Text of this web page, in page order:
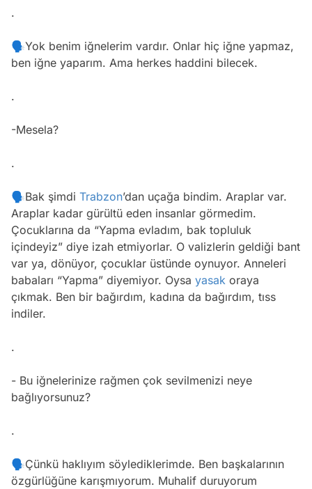
.
🗣Yok benim iğnelerim vardır. Onlar hiç iğne yapmaz,
ben iğne yaparım. Ama herkes haddini bilecek.
.
-Mesela?
.
🗣Bak şimdi Trabzon’dan uçağa bindim. Araplar var.
Araplar kadar gürültü eden insanlar görmedim.
Çocuklarına da “Yapma evladım, bak topluluk
içindeyiz” diye izah etmiyorlar. O valizlerin geldiği bant
var ya, dönüyor, çocuklar üstünde oynuyor. Anneleri
babaları “Yapma” diyemiyor. Oysa yasak oraya
çıkmak. Ben bir bağırdım, kadına da bağırdım, tıss
indiler.
.
- Bu iğnelerinize rağmen çok sevilmenizi neye
bağlıyorsunuz?
.
🗣Çünkü haklıyım söylediklerimde. Ben başkalarının
özgürlüğüne karışmıyorum. Muhalif duruyorum